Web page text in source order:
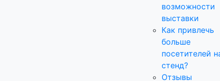
возможности
выставки
Как привлечь
больше
посетителей
стенд?
Отзывы